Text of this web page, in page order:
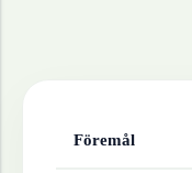
Föremål